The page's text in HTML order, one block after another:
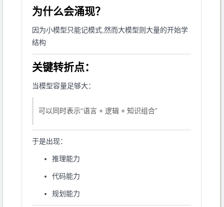
为什么会涌现？
因为小模型只能记模式,然而大模型则大量的开始学
结构
关键转折点：
当模型容量足够大：
可以同时表示“语言 + 逻辑 + 知识组合”
于是出现：
推理能力
代码能力
规划能力